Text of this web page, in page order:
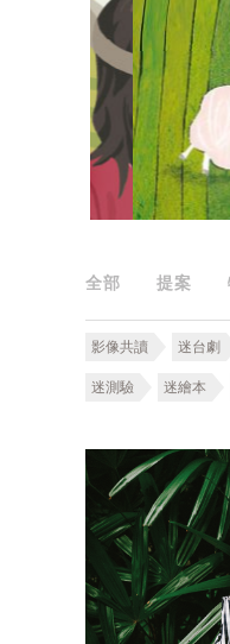
全部 提案
影像共讀 迷台劇
迷測驗 迷繪本